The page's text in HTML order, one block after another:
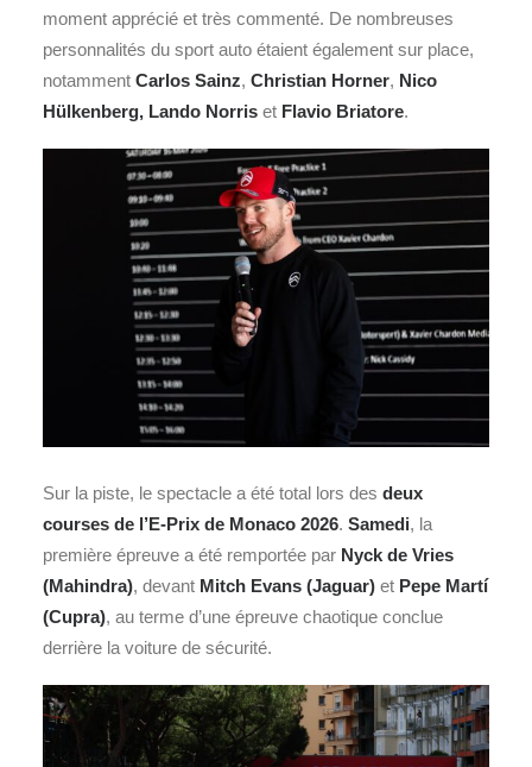
moment apprécié et très commenté. De nombreuses
personnalités du sport auto étaient également sur place,
notamment Carlos Sainz, Christian Horner, Nico
Hülkenberg, Lando Norris et Flavio Briatore.
Sur la piste, le spectacle a été total lors des deux
courses de l’E-Prix de Monaco 2026. Samedi, la
première épreuve a été remportée par Nyck de Vries
(Mahindra), devant Mitch Evans (Jaguar) et Pepe Martí
(Cupra), au terme d’une épreuve chaotique conclue
derrière la voiture de sécurité.